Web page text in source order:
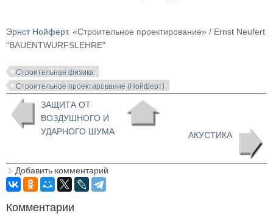
Эрнст Нойферт. «Строительное проектирование» / Ernst Neufert
"BAUENTWURFSLEHRE"
Строительная физика
Строительное проектирование (Нойферт)
ЗАЩИТА ОТ
ВОЗДУШНОГО И
УДАРНОГО ШУМА
АКУСТИКА
Добавить комментарий
Комментарии